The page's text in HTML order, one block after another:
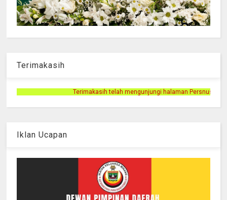
Terimakasih
telah mengunjungi halaman Persnusantara.com.😊😊🙏🙏
Iklan Ucapan